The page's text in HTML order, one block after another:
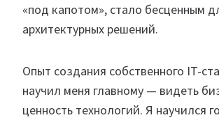
«под капотом», стало бесценным
архитектурных решений.
Опыт создания собственного IT-
научил меня главному — видеть
ценность технологий. Я научился